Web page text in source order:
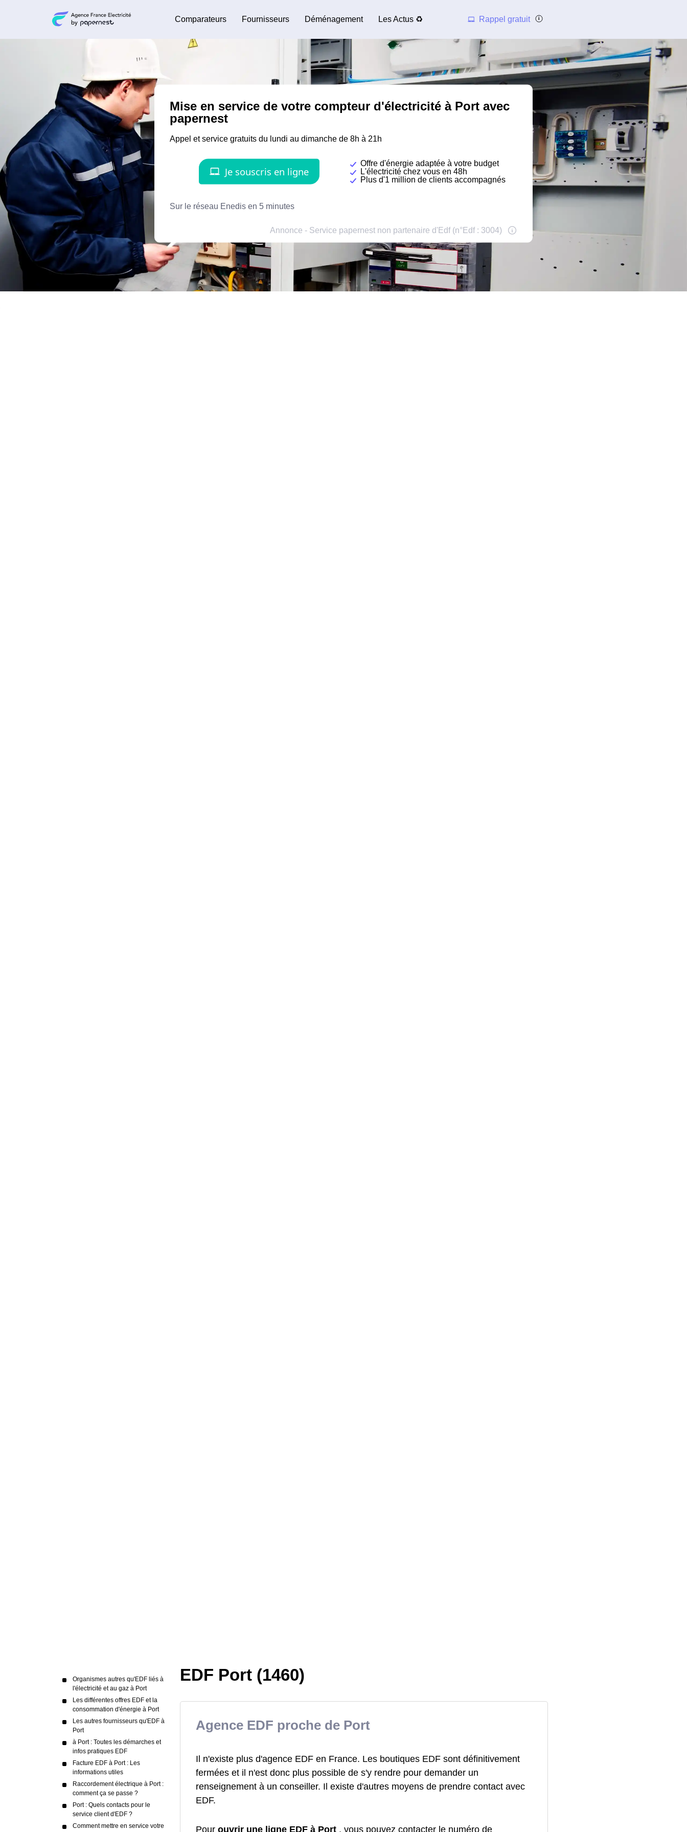
Comparateurs Fournisseurs Déménagement Les Actus ♻️ Rappel gratuit
Organismes autres qu'EDF liés à
l'électricité et au gaz à Port
Les différentes offres EDF et la
consommation d'énergie à Port
Les autres fournisseurs qu'EDF à
Port
à Port : Toutes les démarches et
infos pratiques EDF
Facture EDF à Port : Les
informations utiles
Raccordement électrique à Port :
comment ça se passe ?
Port : Quels contacts pour le
service client d'EDF ?
Comment mettre en service votre
EDF Port (1460)
Agence EDF proche de Port
Il n'existe plus d'agence EDF en France. Les boutiques EDF sont définitivement
fermées et il n'est donc plus possible de s'y rendre pour demander un
renseignement à un conseiller. Il existe d'autres moyens de prendre contact avec
EDF.
Pour ouvrir une ligne EDF à Port , vous pouvez contacter le numéro de